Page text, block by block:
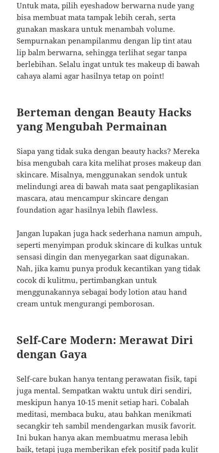
Untuk mata, pilih eyeshadow berwarna nude yang
bisa membuat mata tampak lebih cerah, serta
gunakan maskara untuk menambah volume.
Sempurnakan penampilanmu dengan lip tint atau
lip balm berwarna, sehingga terlihat segar tanpa
berlebihan. Selalu ingat untuk tes makeup di bawah
cahaya alami agar hasilnya tetap on point!
Berteman dengan Beauty Hacks
yang Mengubah Permainan
Siapa yang tidak suka dengan beauty hacks? Mereka
bisa mengubah cara kita melihat proses makeup dan
skincare. Misalnya, menggunakan sendok untuk
melindungi area di bawah mata saat pengaplikasian
mascara, atau mencampur skincare dengan
foundation agar hasilnya lebih flawless.
Jangan lupakan juga hack sederhana namun ampuh,
seperti menyimpan produk skincare di kulkas untuk
sensasi dingin dan menyegarkan saat digunakan.
Nah, jika kamu punya produk kecantikan yang tidak
cocok di kulitmu, pertimbangkan untuk
menggunakannya sebagai body lotion atau hand
cream untuk mengurangi pemborosan.
Self-Care Modern: Merawat Diri
dengan Gaya
Self-care bukan hanya tentang perawatan fisik, tapi
juga mental. Sempatkan waktu untuk diri sendiri,
meskipun hanya 10-15 menit setiap hari. Cobalah
meditasi, membaca buku, atau bahkan menikmati
secangkir teh sambil mendengarkan musik favorit.
Ini bukan hanya akan membuatmu merasa lebih
baik, tetapi juga memberikan efek positif pada kulit